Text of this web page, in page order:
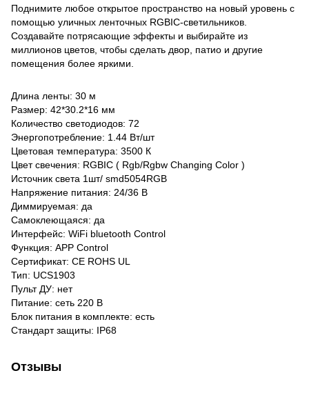
Поднимите любое открытое пространство на новый уровень с
помощью уличных ленточных RGBIC-светильников.
Создавайте потрясающие эффекты и выбирайте из
миллионов цветов, чтобы сделать двор, патио и другие
помещения более яркими.
Длина ленты: 30 м
Размер: 42*30.2*16 мм
Количество светодиодов: 72
Энергопотребление: 1.44 Вт/шт
Цветовая температура: 3500 К
Цвет свечения: RGBIC ( Rgb/Rgbw Changing Color )
Источник света 1шт/ smd5054RGB
Напряжение питания: 24/36 В
Диммируемая: да
Самоклеющаяся: да
Интерфейс: WiFi bluetooth Control
Функция: APP Control
Сертификат: CE ROHS UL
Тип: UCS1903
Пульт ДУ: нет
Питание: сеть 220 В
Блок питания в комплекте: есть
Стандарт защиты: IP68
Отзывы